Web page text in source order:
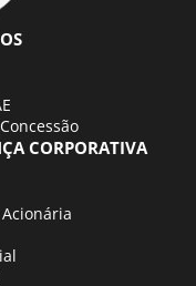
CORPORATIVA